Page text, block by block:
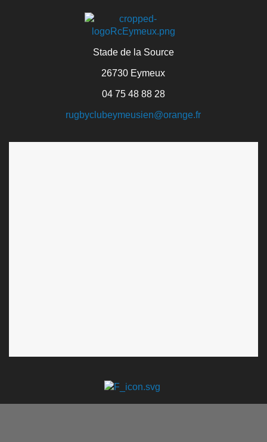
Stade de la Source
26730 Eymeux
04 75 48 88 28
rugbyclubeymeusien@orange.fr